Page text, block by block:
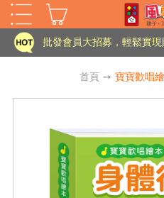
HOT
批發會員大招募，輕鬆實現
老師您好!!幼教會員火熱招
批發會員大招募，輕鬆實
首頁 ➙ 寶寶歡唱